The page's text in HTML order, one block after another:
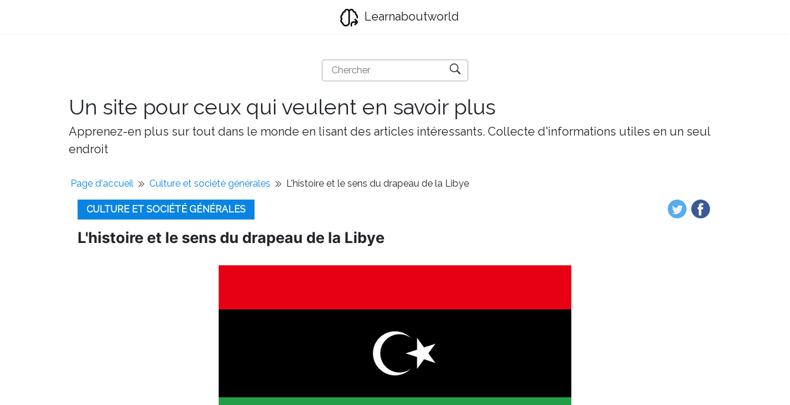
Learnaboutworld
Un site pour ceux qui veulent en savoir plus
Apprenez-en plus sur tout dans le monde en lisant des articles intéressants. Collecte d'informations utiles en un seul
endroit
Page d'accueil Culture et société générales L'histoire et le sens du drapeau de la Libye
CULTURE ET SOCIÉTÉ GÉNÉRALES
L'histoire et le sens du drapeau de la Libye